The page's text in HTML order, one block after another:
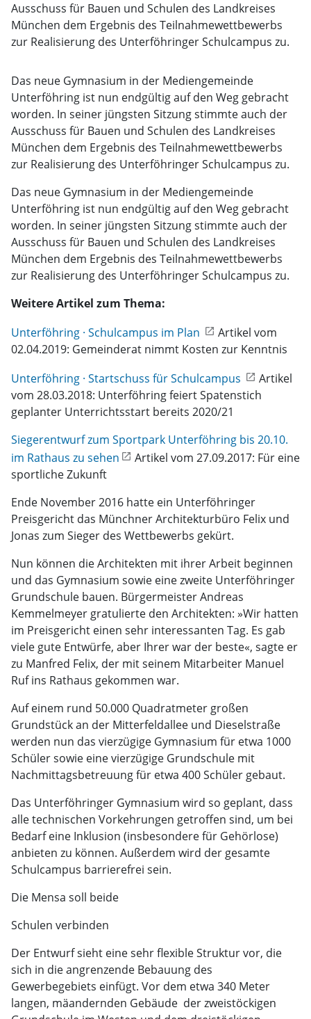
Ausschuss für Bauen und Schulen des Landkreises
München dem Ergebnis des Teilnahmewettbewerbs
zur Realisierung des Unterföhringer Schulcampus zu.
Das neue Gymnasium in der Mediengemeinde
Unterföhring ist nun endgültig auf den Weg gebracht
worden. In seiner jüngsten Sitzung stimmte auch der
Ausschuss für Bauen und Schulen des Landkreises
München dem Ergebnis des Teilnahmewettbewerbs
zur Realisierung des Unterföhringer Schulcampus zu.
Das neue Gymnasium in der Mediengemeinde
Unterföhring ist nun endgültig auf den Weg gebracht
worden. In seiner jüngsten Sitzung stimmte auch der
Ausschuss für Bauen und Schulen des Landkreises
München dem Ergebnis des Teilnahmewettbewerbs
zur Realisierung des Unterföhringer Schulcampus zu.
Weitere Artikel zum Thema:
Unterföhring · Schulcampus im Plan
Artikel vom
02.04.2019: Gemeinderat nimmt Kosten zur Kenntnis
Unterföhring · Startschuss für Schulcampus
Artikel
vom 28.03.2018: Unterföhring feiert Spatenstich 
geplanter Unterrichtsstart bereits 2020/21
Siegerentwurf zum Sportpark Unterföhring bis 20.10.
im Rathaus zu sehen
Artikel vom 27.09.2017: Für eine
sportliche Zukunft
Ende November 2016 hatte ein Unterföhringer
Preisgericht das Münchner Architekturbüro Felix und
Jonas zum Sieger des Wettbewerbs gekürt.
Nun können die Architekten mit ihrer Arbeit beginnen
und das Gymnasium sowie eine zweite Unterföhringer
Grundschule bauen. Bürgermeister Andreas
Kemmelmeyer gratulierte den Architekten: »Wir hatten
im Preisgericht einen sehr interessanten Tag. Es gab
viele gute Entwürfe, aber Ihrer war der beste«, sagte er
zu Manfred Felix, der mit seinem Mitarbeiter Manuel
Ruf ins Rathaus gekommen war.
Auf einem rund 50.000 Quadratmeter großen
Grundstück an der Mitterfeldallee und Dieselstraße
werden nun das vierzügige Gymnasium für etwa 1000
Schüler sowie eine vierzügige Grundschule mit
Nachmittagsbetreuung für etwa 400 Schüler gebaut.
Das Unterföhringer Gymnasium wird so geplant, dass
alle technischen Vorkehrungen getroffen sind, um bei
Bedarf eine Inklusion (insbesondere für Gehörlose)
anbieten zu können. Außerdem wird der gesamte
Schulcampus barrierefrei sein.
Die Mensa soll beide
Schulen verbinden
Der Entwurf sieht eine sehr flexible Struktur vor, die
sich in die angrenzende Bebauung des
Gewerbegebiets einfügt. Vor dem etwa 340 Meter
langen, mäandernden Gebäude  der zweistöckigen